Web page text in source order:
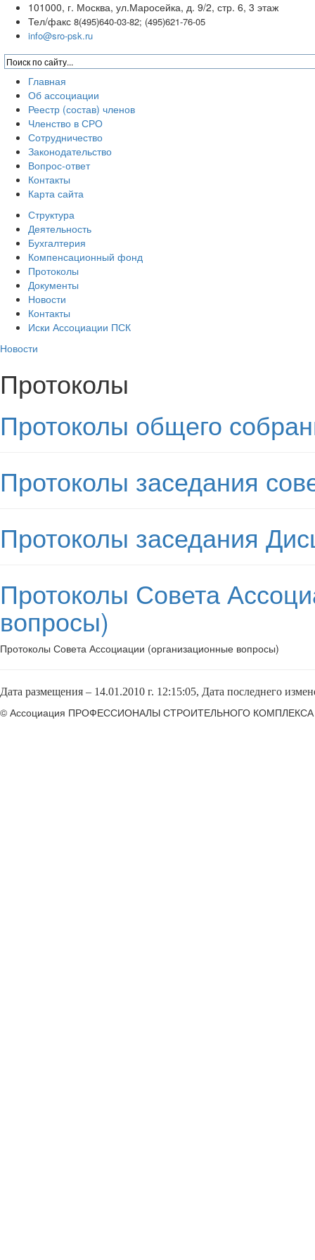
101000, г. Москва, ул.Маросейка, д. 9/2, стр. 6, 3 этаж
Тел/факс 8(495)640-03-82; (495)621-76-05
info@sro-psk.ru
Главная
Об ассоциации
Реестр (состав) членов
Членство в СРО
Сотрудничество
Законодательство
Вопрос-ответ
Контакты
Карта сайта
Структура
Деятельность
Бухгалтерия
Компенсационный фонд
Протоколы
Документы
Новости
Контакты
Иски Ассоциации ПСК
Новости
Протоколы
Протоколы общего
Протоколы заседания
Протоколы заседания
Протоколы Совета
вопросы)
Протоколы Совета Ассоциации (организационные вопросы)
Дата размещения – 14.01.2010 г. 12:15:05, Дата последнего
© Ассоциация ПРОФЕССИОНАЛЫ СТРОИТЕЛЬНОГО КОМПЛЕКСА